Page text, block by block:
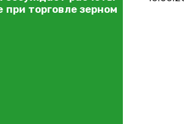
торговле зерном